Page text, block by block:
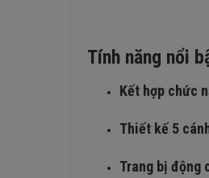
Tính năng nổi
Kết hợp chức
Thiết kế 5
Trang bị động